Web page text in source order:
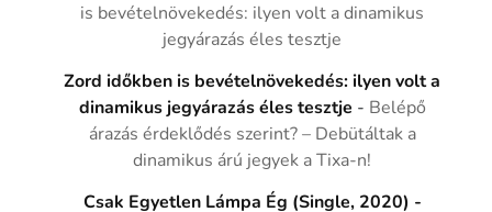
is bevételnövekedés: ilyen volt a dinamikus
jegyárazás éles tesztje
Zord időkben is bevételnövekedés: ilyen volt a
dinamikus jegyárazás éles tesztje - Belépő
árazás érdeklődés szerint? – Debütáltak a
dinamikus árú jegyek a Tixa-n!
Csak Egyetlen Lámpa Ég (Single, 2020) -